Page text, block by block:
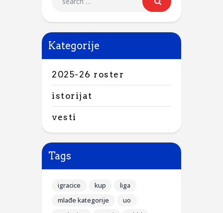
Kategorije
2025-26 roster
istorijat
vesti
Tags
igracice kup
liga
mlađe kategorije
uo